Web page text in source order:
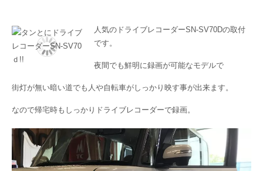
人気のドライブレコーダーSN-SV70Dの取付
です。
夜間でも鮮明に録画が可能なモデルで
街灯が無い暗い道でも人や自転車がしっかり映す事が出来ます。
なので帰宅時もしっかりドライブレコーダーで録画。